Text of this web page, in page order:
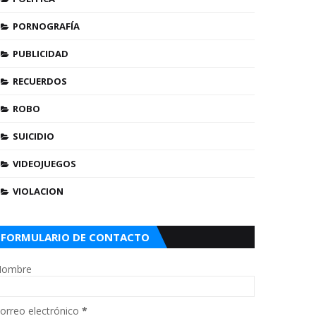
PORNOGRAFÍA
PUBLICIDAD
RECUERDOS
ROBO
SUICIDIO
VIDEOJUEGOS
VIOLACION
FORMULARIO DE CONTACTO
electrónico *